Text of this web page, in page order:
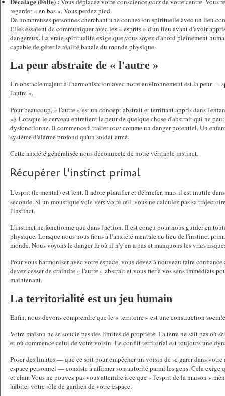
regarder « en bas ». Vous perdez pied.
De nombreuses personnes cherchant une connexion spirituelle avec un lieu
Elles essaient de communiquer avec les « esprits » d'un lieu avant d'avoir
dangereux. La vraie spiritualité exige que vous soyez d'abord pleinement
capable de gérer la réalité banale du monde physique.
La peur abstraite de « l'autre »
Un obstacle majeur à l'harmonisation avec notre environnement est la peur —
l'autre ».
Pour beaucoup, « l'autre » est un concept abstrait et terrifiant appris dans
»). Lorsque le cerveau entretient la peur de quelque chose d'abstrait qui ne
dysfonctionne. Il commence à traiter tout comme un danger potentiel. Un
système d'alarme profond qu'un soldat armé.
Cette anxiété généralisée nous déconnecte de notre véritable instinct.
Récupérer l'instinct primal
L'esprit (le mental) est lent. Il adore planifier et débriefer, mais il est inutile
seconde. Si un moustique vole vers votre œil, vous ne calculez pas sa
l'instinct.
L'instinct ne fonctionne que dans l'action. Il est conçu pour nous guider en
physique. Lorsque nous nous fions à l'anxiété mentale au lieu de l'instinct
monde. Nous voyons le danger là où il n'y en a pas et manquons les vrais
Pour vous harmoniser avec votre espace, vous devez à nouveau faire
devez cesser de craindre « l'autre » abstrait et vous fier à vos sens immédiats
maintenant.
La territorialité est un jeu humain
Enfin, nous devons comprendre que le « territoire » est une construction
Votre maison ne se soucie pas des limites de propriété. La terre ne sait pas où
et où commence celui de votre voisin. Le conflit territorial est toujours une
Poser des limites — que ce soit pour empêcher un voisin de se garer dans
espace personnel — consiste à affirmer son autorité parmi les gens. Cela exige
et clair. Vous ne pouvez pas vous attendre à ce que « l'esprit de la maison »
habiter votre rôle de gardien de votre espace.